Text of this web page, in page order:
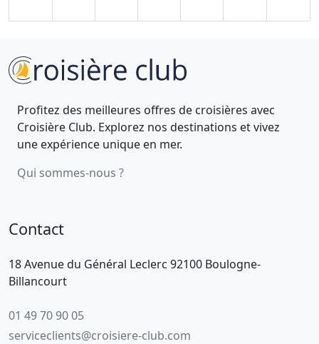
Profitez des meilleures offres de croisières avec
Croisière Club. Explorez nos destinations et vivez
une expérience unique en mer.
Qui sommes-nous ?
Contact
18 Avenue du Général Leclerc 92100 Boulogne-
Billancourt
01 49 70 90 05
serviceclients@croisiere-club.com